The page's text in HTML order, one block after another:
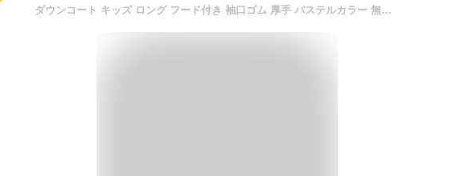
ダウンコート キッズ ロング フード付き 袖口ゴム 厚手 パステルカラー 無地 大人っぽい 男の子 女の子 子供服